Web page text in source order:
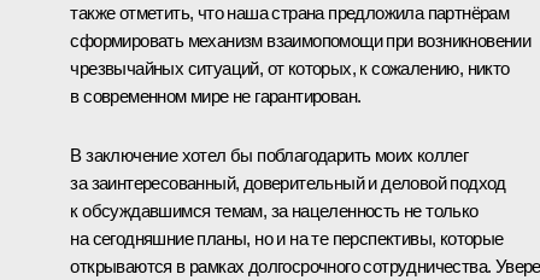
также отметить, что наша страна предложила партнёрам
сформировать механизм взаимопомощи при возникновении
чрезвычайных ситуаций, от которых, к сожалению, никто
в современном мире не гарантирован.
В заключение хотел бы поблагодарить моих коллег
за заинтересованный, доверительный и деловой подход
к обсуждавшимся темам, за нацеленность не только
на сегодняшние планы, но и на те перспективы, которые
открываются в рамках долгосрочного сотрудничества.